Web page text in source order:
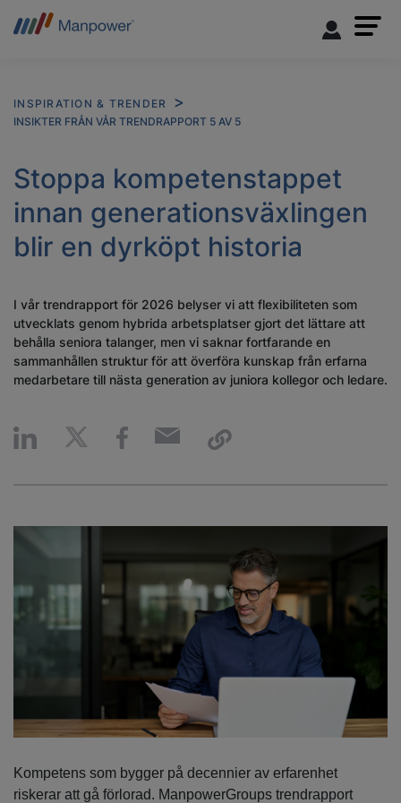
INSPIRATION & TRENDER
INSIKTER FRÅN VÅR TRENDRAPPORT 5 AV 5
Stoppa kompetenstappet
innan generationsväxlingen
blir en dyrköpt historia
I vår trendrapport för 2026 belyser vi att flexibiliteten som
utvecklats genom hybrida arbetsplatser gjort det lättare att
behålla seniora talanger, men vi saknar fortfarande en
sammanhållen struktur för att överföra kunskap från erfarna
medarbetare till nästa generation av juniora kollegor och ledare.
Kompetens som bygger på decennier av erfarenhet
riskerar att gå förlorad. ManpowerGroups trendrapport